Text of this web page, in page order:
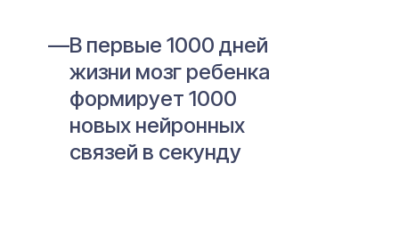
—В первые 1000 дней
жизни мозг ребенка
формирует 1000
новых нейронных
связей в секунду